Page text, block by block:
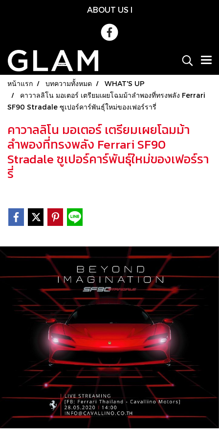
ABOUT US l
หน้าแรก บทความทั้งหมด
WHAT'S UP
คาวาลลิโน มอเตอร์ เตรียมเผยโฉมม้าลำพองที่ทรงพลัง Ferrari
SF90 Stradale ซูเปอร์คาร์พันธุ์ใหม่ของเฟอร์รารี่
คาวาลลิโน มอเตอร์ เตรียมเผยโฉมม้า
ลำพองที่ทรงพลัง Ferrari SF90
Stradale ซูเปอร์คาร์พันธุ์ใหม่ของเฟอร์รา
รี่